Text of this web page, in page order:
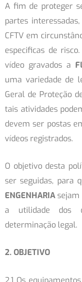
A fim de proteger
partes interessadas,
CFTV em
especificas de
vídeo gravados a
uma variedade de
Geral de Proteção
tais atividades
devem ser postas
vídeos registrados.
O objetivo desta
ser seguidas, para
ENGENHARIAsejam
a utilidade dos
determinação legal.
2. OBJETIVO